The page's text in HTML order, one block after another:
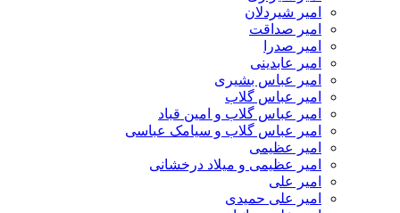
امیر شیردلان
امیر صداقت
امیر صدرا
امیر عابدینی
امیر عباس بشیری
امیر عباس گلاب
امیر عباس گلاب و امین قباد
امیر عباس گلاب و سیامک عباسی
امیر عظیمی
امیر عظیمی و میلاد درخشانی
امیر علی
امیر علی حمیدی